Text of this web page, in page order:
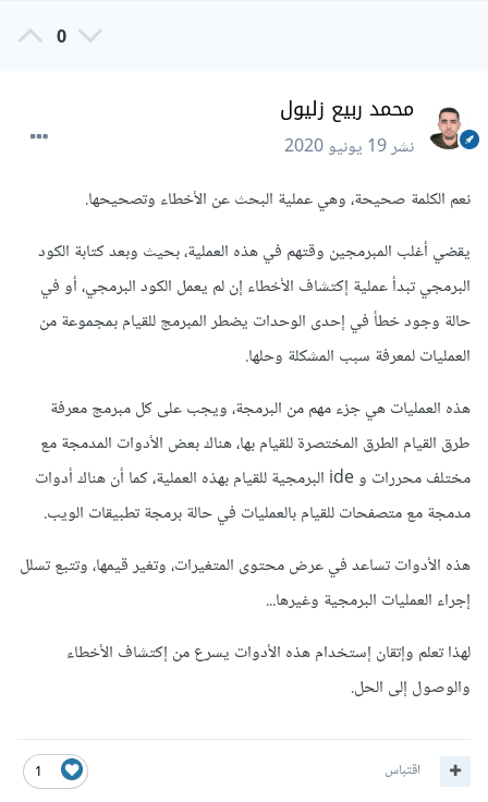
0
محمد ربيع زليول
نشر19 يونيو 2020
نعم الكلمة صحيحة، وهي عملية البحث عن الأخطاء وتصحيحها.
يقضي أغلب المبرمجين وقتهم في هذه العملية، بحيث وبعد كتابة الكود
البرمجي تبدأ عملية إكتشاف الأخطاء إن لم يعمل الكود البرمجي، أو في
حالة وجود خطأ في إحدى الوحدات يضطر المبرمج للقيام بمجموعة من
العمليات لمعرفة سبب المشكلة وحلها.
هذه العمليات هي جزء مهم من البرمجة، ويجب على كل مبرمج معرفة
طرق القيام الطرق المختصرة للقيام بها، هناك بعض الأدوات المدمجة مع
مختلف محررات و ide البرمجية للقيام بهذه العملية، كما أن هناك أدوات
مدمجة مع متصفحات للقيام بالعمليات في حالة برمجة تطبيقات الويب.
هذه الأدوات تساعد في عرض محتوى المتغيرات، وتغير قيمها، وتتبع تسلل
إجراء العمليات البرمجية وغيرها...
لهذا تعلم وإتقان إستخدام هذه الأدوات يسرع من إكتشاف الأخطاء
والوصول إلى الحل.
1 اقتباس